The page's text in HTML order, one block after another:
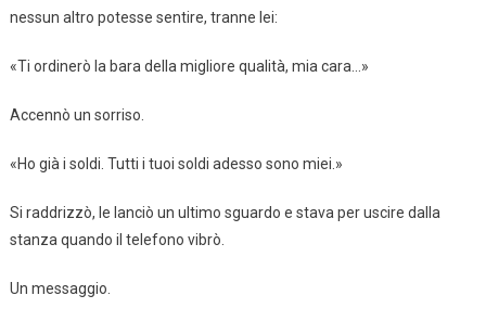
nessun altro potesse sentire, tranne lei:
«Ti ordinerò la bara della migliore qualità, mia cara…»
Accennò un sorriso.
«Ho già i soldi. Tutti i tuoi soldi adesso sono miei.»
Si raddrizzò, le lanciò un ultimo sguardo e stava per uscire dalla
stanza quando il telefono vibrò.
Un messaggio.